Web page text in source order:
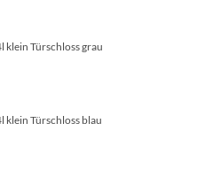
klein Türschloss grau
klein Türschloss blau